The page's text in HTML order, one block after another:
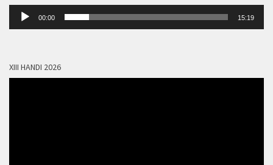
Lecteur
00:00 15:19
XIII HANDI 2026